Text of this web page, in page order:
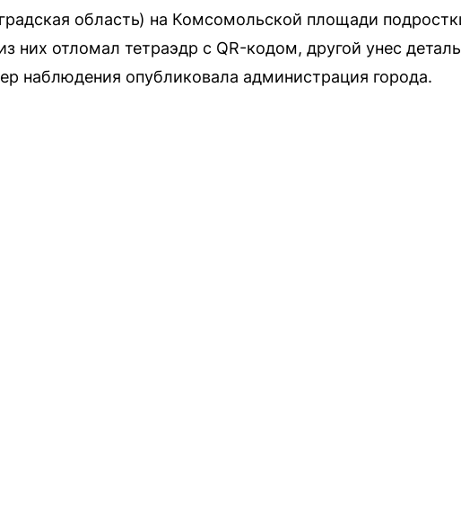
область) на Комсомольской площади
них отломал тетраэдр с QR-кодом, другой унес
наблюдения опубликовала администрация города.